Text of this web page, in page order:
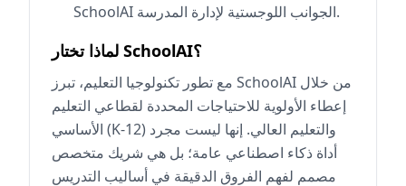
SchoolAI الجوانب اللوجستية لإدارة المدرسة.
لماذا تختار SchoolAI؟
مع تطور تكنولوجيا التعليم، تبرز SchoolAI من خلال
إعطاء الأولوية للاحتياجات المحددة لقطاعي التعليم
الأساسي (K-12) والتعليم العالي. إنها ليست مجرد
أداة ذكاء اصطناعي عامة؛ بل هي شريك متخصص
مصمم لفهم الفروق الدقيقة في أساليب التدريس